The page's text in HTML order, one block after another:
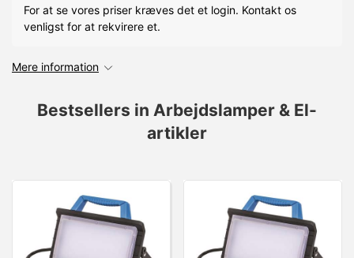
For at se vores priser kræves det et login. Kontakt os
venligst for at rekvirere et.
Mere information
Bestsellers in Arbejdslamper & El-
artikler